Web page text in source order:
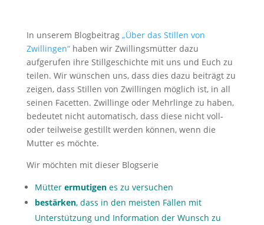
In unserem Blogbeitrag „Über das Stillen von
Zwillingen“haben wir Zwillingsmütter dazu
aufgerufen ihre Stillgeschichte mit uns und Euch zu
teilen. Wir wünschen uns, dass dies dazu beiträgt zu
zeigen, dass Stillen von Zwillingen möglich ist, in all
seinen Facetten. Zwillinge oder Mehrlinge zu haben,
bedeutet nicht automatisch, dass diese nicht voll-
oder teilweise gestillt werden können, wenn die
Mutter es möchte.
Wir möchten mit dieser Blogserie
Mütter ermutigenes zu versuchen
bestärken, dass in den meisten Fällen mit
Unterstützung und Information der Wunsch zu